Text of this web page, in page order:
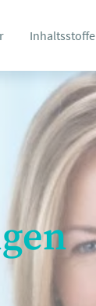
Inhaltsstoffe